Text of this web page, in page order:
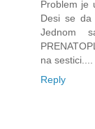
Problem je
Desi se
Jednom
na sestici....
Reply